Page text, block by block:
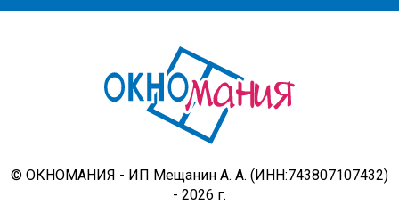
© ОКНОМАНИЯ - ИП Мещанин А. А. (ИНН:743807107432)
- 2026 г.